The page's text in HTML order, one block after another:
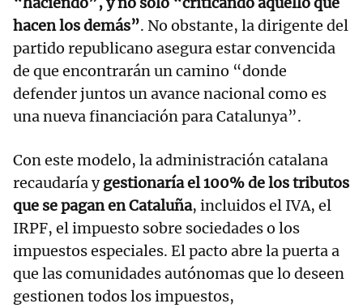
hacen los demás”. No obstante, la dirigente del
partido republicano asegura estar convencida
de que encontrarán un camino “donde
defender juntos un avance nacional como es
una nueva financiación para Catalunya”.
Con este modelo, la administración catalana
recaudaría ygestionaría el 100% de los tributos
que se pagan en Cataluña, incluidos el IVA, el
IRPF, el impuesto sobre sociedades o los
impuestos especiales. El pacto abre la puerta a
que las comunidades autónomas que lo deseen
gestionen todos los impuestos,